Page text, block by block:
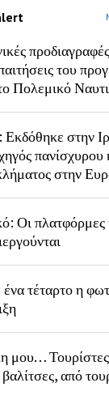
του
Πολεμικό
στην
στην
Οι πλατφόρμες
τέταρτο η
μου…
από